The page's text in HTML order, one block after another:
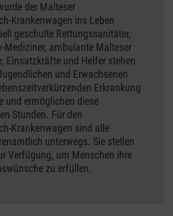
der Malteser
Krankenwagen ins Leben
geschulte Rettungssanitäter,
Mediziner, ambulante Malteser
Einsatzkräfte und Helfer stehen
und Erwachsenen
Erkrankung
und ermöglichen diese
Stunden. Für den
Krankenwagen sind alle
unterwegs. Sie stellen
Verfügung, um Menschen ihre
zu erfüllen.